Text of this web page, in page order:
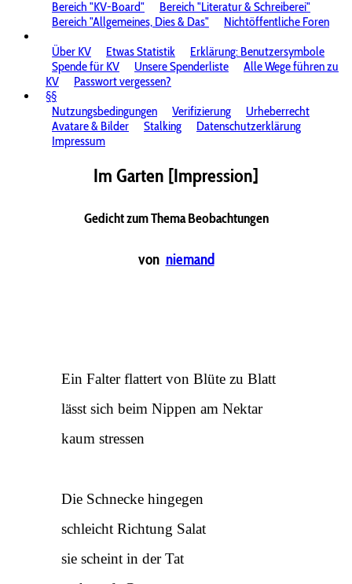
Bereich "KV-Board"
Bereich "Literatur & Schreiberei"
Bereich "Allgemeines, Dies & Das"
Nichtöffentliche Foren
Über KV
Etwas Statistik
Erklärung: Benutzersymbole
Spende für KV
Unsere Spenderliste
Alle Wege führen zu
KV
Passwort vergessen?
§§
Nutzungsbedingungen
Verifizierung
Urheberrecht
Avatare & Bilder
Stalking
Datenschutzerklärung
Impressum
Im Garten [Impression]
Gedicht zum Thema Beobachtungen
von niemand
Ein Falter flattert von Blüte zu Blatt
lässt sich beim Nippen am Nektar
kaum stressen
Die Schnecke hingegen
schleicht Richtung Salat
sie scheint in der Tat